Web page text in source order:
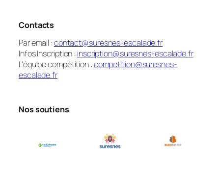
Contacts
Par email :contact@suresnes-escalade.fr
Infos Inscription : inscription@suresnes-escalade.fr
L’équipe compétition :competition@suresnes-
escalade.fr
Nos soutiens